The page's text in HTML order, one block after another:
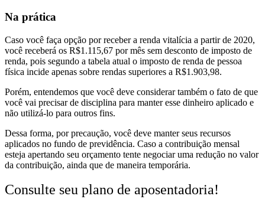
Na prática
Caso você faça opção por receber a renda vitalícia a partir de 2020,
você receberá os R$1.115,67 por mês sem desconto de imposto de
renda, pois segundo a tabela atual o imposto de renda de pessoa
física incide apenas sobre rendas superiores a R$1.903,98.
Porém, entendemos que você deve considerar também o fato de que
você vai precisar de disciplina para manter esse dinheiro aplicado e
não utilizá-lo para outros fins.
Dessa forma, por precaução, você deve manter seus recursos
aplicados no fundo de previdência. Caso a contribuição mensal
esteja apertando seu orçamento tente negociar uma redução no valor
da contribuição, ainda que de maneira temporária.
Consulte seu plano de aposentadoria!